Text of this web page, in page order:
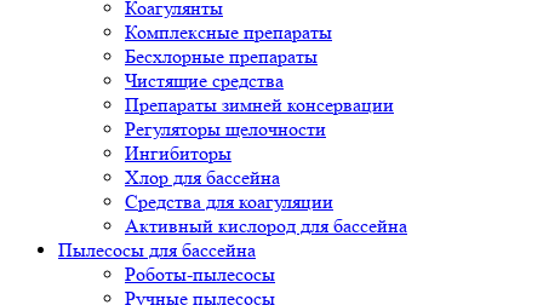
Коагулянты
Комплексные препараты
Бесхлорные препараты
Чистящие средства
Препараты зимней консервации
Регуляторы щелочности
Ингибиторы
Хлор для бассейна
Средства для коагуляции
Активный кислород для бассейна
Пылесосы для бассейна
Роботы-пылесосы
Ручные пылесосы